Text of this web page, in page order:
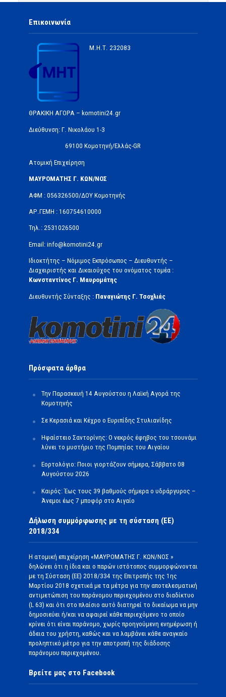
Επικοινωνία
Μ.Η.Τ. 232083
ΘΡΑΚΙΚΗ ΑΓΟΡΑ – komotini24.gr
Διεύθυνση: Γ. Νικολάου 1-3
69100 Κομοτηνή/Ελλάς-GR
Ατομική Επιχείρηση
ΜΑΥΡΟΜΑΤΗΣ Γ. ΚΩΝ/ΝΟΣ
ΑΦΜ : 056326500/ΔOΥ Κομοτηνής
ΑΡ.ΓΕΜΗ : 160754610000
Τηλ.: 2531026500
Email: info@komotini24.gr
Ιδιοκτήτης – Νόμιμος Εκπρόσωπος – Διευθυντής –
Διαχειριστής και Δικαιούχος του ονόματος τομέα :
Κωνσταντίνος Γ. Μαυρομάτης
Διευθυντής Σύνταξης : Παναγιώτης Γ. Τσοχλιάς
Πρόσφατα άρθρα
Την Παρασκευή 14 Αυγούστου η Λαϊκή Αγορά της
Κομοτηνής
Σε Κερασιά και Κέχρο ο Ευριπίδης Στυλιανίδης
Ηφαίστειο Σαντορίνης: Ο νεκρός έφηβος του τσουνάμι
λύνει το μυστήριο της Πομπηίας του Αιγαίου
Εορτολόγιο: Ποιοι γιορτάζουν σήμερα, Σάββατο 08
Αυγούστου 2026
Καιρός: Έως τους 39 βαθμούς σήμερα ο υδράργυρος –
Άνεμοι έως 7 μποφόρ στο Αιγαίο
Δήλωση συμμόρφωσης με τη σύσταση (ΕΕ)
2018/334
Η ατομική επιχείρηση «ΜΑΥΡΟΜΑΤΗΣ Γ. ΚΩΝ/ΝΟΣ »
δηλώνει ότι η ίδια και ο παρών ιστότοπος συμμορφώνονται
με τη Σύσταση (ΕΕ) 2018/334 της Επιτροπής της 1ης
Μαρτίου 2018 σχετικά με τα μέτρα για την αποτελεσματική
αντιμετώπιση του παράνομου περιεχομένου στο διαδίκτυο
(L 63) και ότι στο πλαίσιο αυτό διατηρεί το δικαίωμα να μην
δημοσιεύει ή/και να αφαιρεί κάθε περιεχόμενο το οποίο
κρίνει ότι είναι παράνομο, χωρίς προηγούμενη ενημέρωση ή
άδεια του χρήστη, καθώς και να λαμβάνει κάθε αναγκαίο
προληπτικό μέτρο για την αποτροπή της διάδοσης
παράνομου περιεχομένου.
Βρείτε μας στο Facebook